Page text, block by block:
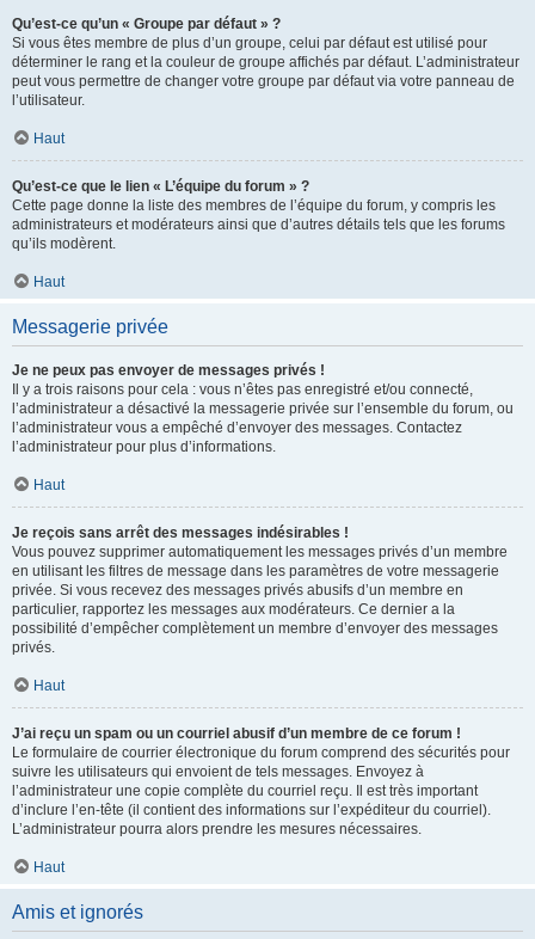
Qu’est-ce qu’un « Groupe par défaut » ?
Si vous êtes membre de plus d’un groupe, celui par défaut est utilisé pour
déterminer le rang et la couleur de groupe affichés par défaut. L’administrateur
peut vous permettre de changer votre groupe par défaut via votre panneau de
l’utilisateur.
Haut
Qu’est-ce que le lien « L’équipe du forum » ?
Cette page donne la liste des membres de l’équipe du forum, y compris les
administrateurs et modérateurs ainsi que d’autres détails tels que les forums
qu’ils modèrent.
Haut
Messagerie privée
Je ne peux pas envoyer de messages privés !
Il y a trois raisons pour cela : vous n’êtes pas enregistré et/ou connecté,
l’administrateur a désactivé la messagerie privée sur l’ensemble du forum, ou
l’administrateur vous a empêché d’envoyer des messages. Contactez
l’administrateur pour plus d’informations.
Haut
Je reçois sans arrêt des messages indésirables !
Vous pouvez supprimer automatiquement les messages privés d’un membre
en utilisant les filtres de message dans les paramètres de votre messagerie
privée. Si vous recevez des messages privés abusifs d’un membre en
particulier, rapportez les messages aux modérateurs. Ce dernier a la
possibilité d’empêcher complètement un membre d’envoyer des messages
privés.
Haut
J’ai reçu un spam ou un courriel abusif d’un membre de ce forum !
Le formulaire de courrier électronique du forum comprend des sécurités pour
suivre les utilisateurs qui envoient de tels messages. Envoyez à
l’administrateur une copie complète du courriel reçu. Il est très important
d’inclure l’en-tête (il contient des informations sur l’expéditeur du courriel).
L’administrateur pourra alors prendre les mesures nécessaires.
Haut
Amis et ignorés